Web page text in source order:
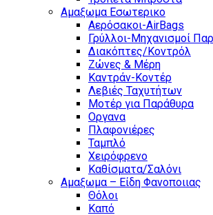
Αμαξωμα Εσωτερικο
Αερόσακοι-AirBags
Γρύλλοι-Μηχανισμοί
Διακόπτες/Κοντρόλ
Ζώνες & Μέρη
Καντράν-Κοντέρ
Λεβιές Ταχυτήτων
Μοτέρ για Παράθυρα
Οργανα
Πλαφονιέρες
Ταμπλό
Χειρόφρενο
Καθίσματα/Σαλόνι
Αμαξωμα – Είδη Φανοποιιας
Θόλοι
Καπό